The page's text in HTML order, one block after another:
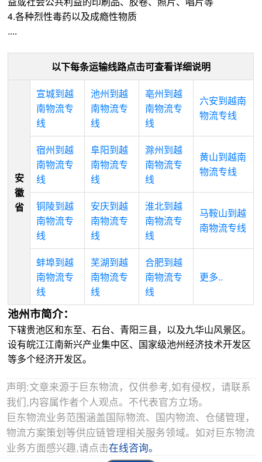
4.各种烈性毒药以及成瘾性物质
....
以下每条运输线路点击可查看详细说明
安
徽
省
宣城到越
南物流专
线
池州到越
南物流专
线
亳州到越
南物流专
线
六安到越南
物流专线
宿州到越
南物流专
线
阜阳到越
南物流专
线
滁州到越
南物流专
线
黄山到越南
物流专线
铜陵到越
南物流专
线
安庆到越
南物流专
线
淮北到越
南物流专
线
马鞍山到越
南物流专线
蚌埠到越
南物流专
线
芜湖到越
南物流专
线
合肥到越
南物流专
线
更多..
池州市简介：
下辖贵池区和东至、石台、青阳三县，以及九华山风景区。
设有皖江江南新兴产业集中区、国家级池州经济技术开发区
等多个经济开发区。
声明:文章来源于巨东物流，仅供参考,如有侵权，请联系
我们,内容属作者个人观点。不代表官方立场。
巨东物流业务范围涵盖国际物流、国内物流、仓储管理，
物流方案策划等供应链管理相关服务领域。如对巨东物流
业务方面感兴趣,请点击在线咨询。